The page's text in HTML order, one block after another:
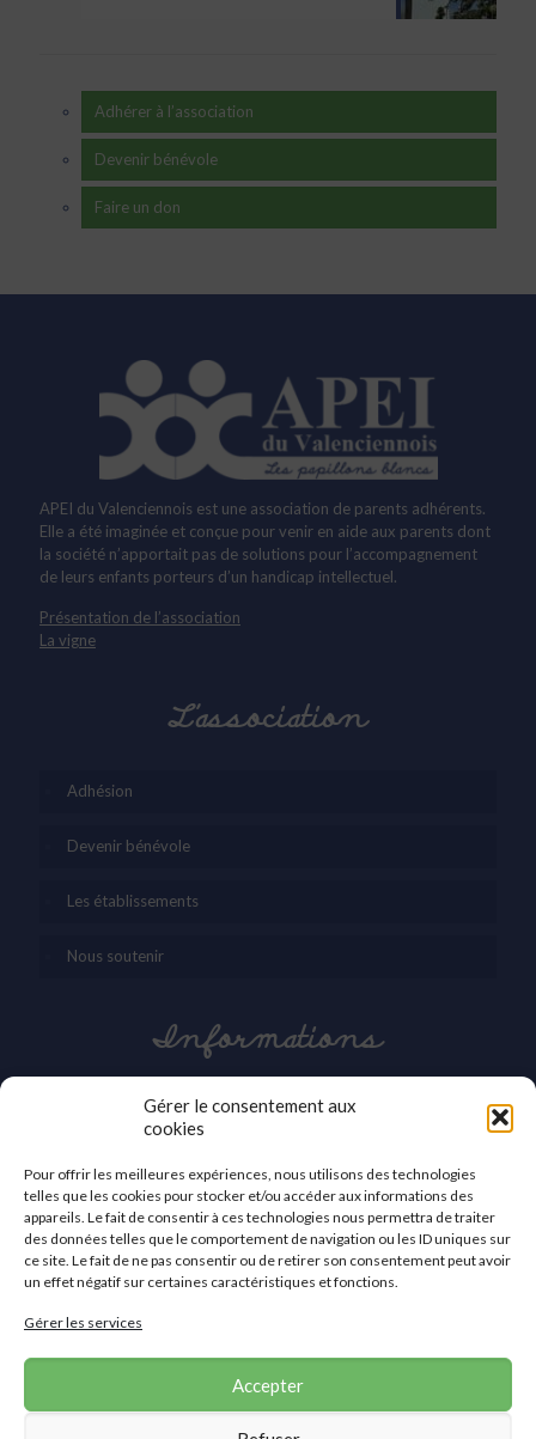
Gérer le consentement aux
cookies
Pour offrir les meilleures expériences, nous utilisons des technologies
telles que les cookies pour stocker et/ou accéder aux informations des
appareils. Le fait de consentir à ces technologies nous permettra de traiter
des données telles que le comportement de navigation ou les ID uniques sur
ce site. Le fait de ne pas consentir ou de retirer son consentement peut avoir
un effet négatif sur certaines caractéristiques et fonctions.
Gérer les services
Accepter
Adhérer à l’association
Devenir bénévole
Faire un don
APEI du Valenciennois est une association de parents adhérents.
Elle a été imaginée et conçue pour venir en aide aux parents dont
la société n’apportait pas de solutions pour l’accompagnement
de leurs enfants porteurs d’un handicap intellectuel.
Présentation de l’association
La vigne
L’association
Adhésion
Devenir bénévole
Les établissements
Nous soutenir
Informations
03 27 42 86 30
APEI du Valenciennois
2a, avenue des Sports
59410 Anzin
Nous contacter